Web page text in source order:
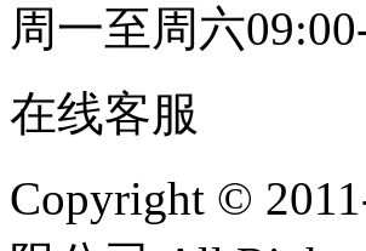
周一至周六
在线客服
Copyright ©